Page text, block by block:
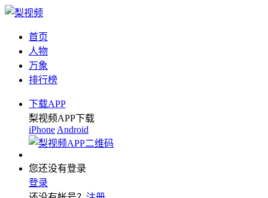
首页
人物
万象
排行榜
下载APP
梨视频APP下载
iPhone Android
您还没有登录
登录